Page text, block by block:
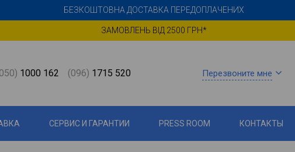
БЕЗКОШТОВНА ДОСТАВКА ПЕРЕДОПЛАЧЕНИХ
ЗАМОВЛЕНЬ ВІД 2500 ГРН*
1000 162 (096) 1715 520 Перезвоните мне
СЕРВИС И ГАРАНТИИ PRESS ROOM КОНТАКТЫ